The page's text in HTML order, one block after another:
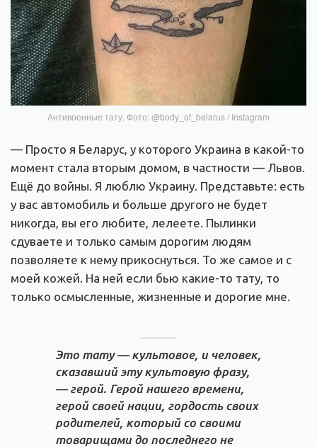
Антивоенные тату. Фото: @body_of_belarus / Instagram
— Просто я Беларус, у которого Украина в какой-то
момент стала вторым домом, в частности — Львов.
Ещё до войны. Я люблю Украину. Представьте: есть
у вас автомобиль и больше другого не будет
никогда, вы его любите, лелеете. Пылинки
сдуваете и только самым дорогим людям
позволяете к нему прикоснуться. То же самое и с
моей кожей. На ней если бью какие-то тату, то
только осмысленные, жизненные и дорогие мне.
Это тату — культовое, и человек,
сказавший эту культовую фразу,
— герой. Герой нашего времени,
герой своей нации, гордость своих
родителей, который со своими
товарищами до последнего не